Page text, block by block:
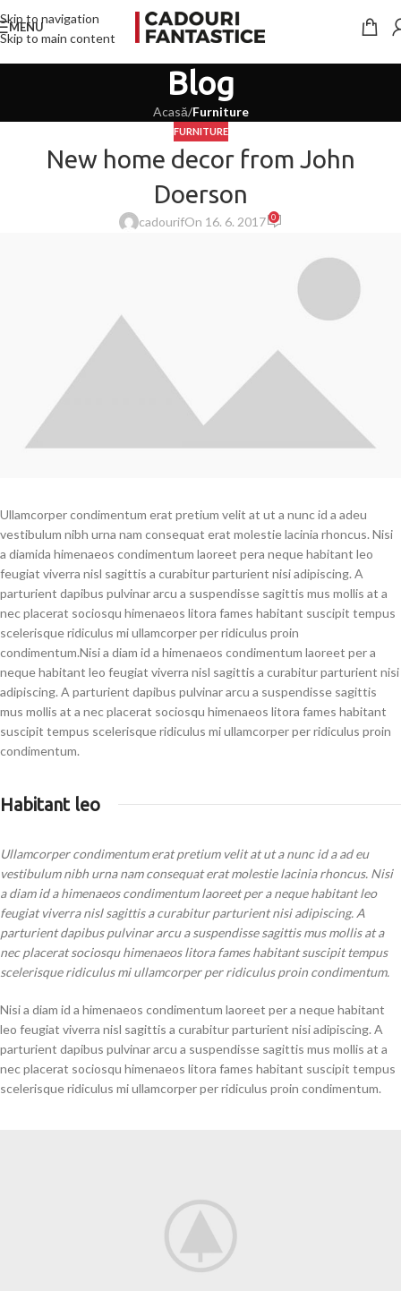
Skip to navigation
Skip to main content
MENU
Blog
Acasă/Furniture
FURNITURE
New home decor from John
Doerson
cadourifOn 16. 6. 2017 0
Ullamcorper condimentum erat pretium velit at ut a nunc id a adeu
vestibulum nibh urna nam consequat erat molestie lacinia rhoncus. Nisi
a diamida himenaeos condimentum laoreet pera neque habitant leo
feugiat viverra nisl sagittis a curabitur parturient nisi adipiscing. A
parturient dapibus pulvinar arcu a suspendisse sagittis mus mollis at a
nec placerat sociosqu himenaeos litora fames habitant suscipit tempus
scelerisque ridiculus mi ullamcorper per ridiculus proin
condimentum.Nisi a diam id a himenaeos condimentum laoreet per a
neque habitant leo feugiat viverra nisl sagittis a curabitur parturient nisi
adipiscing. A parturient dapibus pulvinar arcu a suspendisse sagittis
mus mollis at a nec placerat sociosqu himenaeos litora fames habitant
suscipit tempus scelerisque ridiculus mi ullamcorper per ridiculus proin
condimentum.
Habitant leo
Ullamcorper condimentum erat pretium velit at ut a nunc id a ad eu
vestibulum nibh urna nam consequat erat molestie lacinia rhoncus. Nisi
a diam id a himenaeos condimentum laoreet per a neque habitant leo
feugiat viverra nisl sagittis a curabitur parturient nisi adipiscing. A
parturient dapibus pulvinar arcu a suspendisse sagittis mus mollis at a
nec placerat sociosqu himenaeos litora fames habitant suscipit tempus
scelerisque ridiculus mi ullamcorper per ridiculus proin condimentum.
Nisi a diam id a himenaeos condimentum laoreet per a neque habitant
leo feugiat viverra nisl sagittis a curabitur parturient nisi adipiscing. A
parturient dapibus pulvinar arcu a suspendisse sagittis mus mollis at a
nec placerat sociosqu himenaeos litora fames habitant suscipit tempus
scelerisque ridiculus mi ullamcorper per ridiculus proin condimentum.